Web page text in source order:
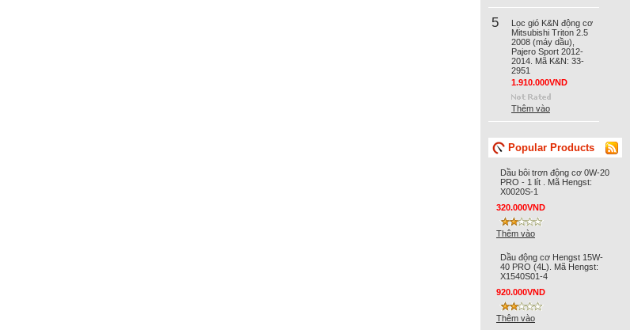
5
Lọc gió K&N động cơ
Mitsubishi Triton 2.5
2008 (máy dầu),
Pajero Sport 2012-
2014. Mã K&N: 33-
2951
1.910.000VND
Thêm vào
Popular Products
Dầu bôi trơn động cơ 0W-20
PRO - 1 lít . Mã Hengst:
X0020S-1
320.000VND
Thêm vào
Dầu động cơ Hengst 15W-
40 PRO (4L). Mã Hengst:
X1540S01-4
920.000VND
Thêm vào